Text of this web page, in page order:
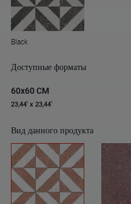
Black
Доступные форматы
60x60 CM
23,44' x 23,44'
Вид данного продукта